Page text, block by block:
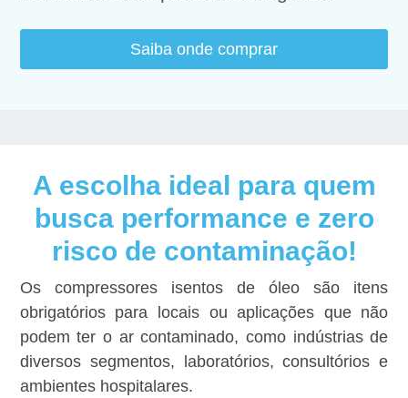
Saiba onde comprar
A escolha ideal para quem
busca performance e zero
risco de contaminação!
Os compressores isentos de óleo são itens
obrigatórios para locais ou aplicações que não
podem ter o ar contaminado, como indústrias de
diversos segmentos, laboratórios, consultórios e
ambientes hospitalares.